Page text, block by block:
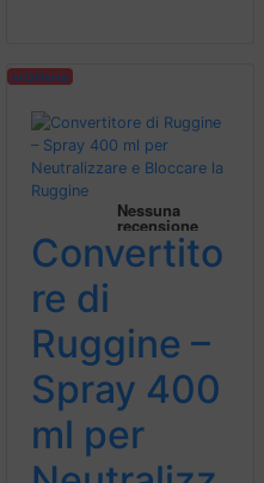
In Offerta
Convertito
re di
Ruggine –
Spray 400
ml per